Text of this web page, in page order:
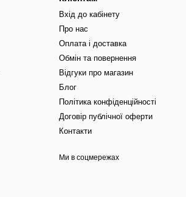
Вхід до кабінету
Про нас
Оплата і доставка
Обмін та повернення
Відгуки про магазин
Блог
Політика конфіденційності
Договір публічної оферти
Контакти
Ми в соцмережах